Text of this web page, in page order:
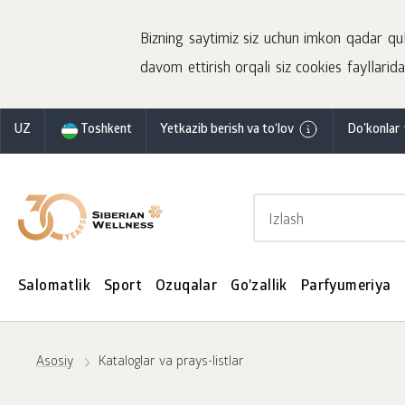
Bizning saytimiz siz uchun imkon qadar
davom ettirish orqali siz cookies
UZ Toshkent Yetkazib berish va to‘lov Do'konlar
Salomatlik Sport Ozuqalar Go'zallik Parfyumeriya
Asosiy Kataloglar va prays-listlar